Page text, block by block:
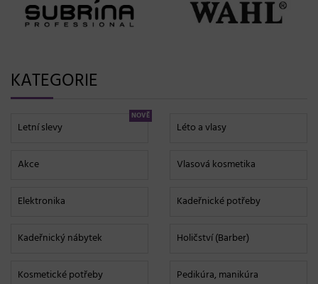
KATEGORIE
Letní slevy
NOVĚ
Léto a vlasy
Akce Vlasová kosmetika
Elektronika Kadeřnické potřeby
Kadeřnický nábytek Holičství (Barber)
Kosmetické potřeby Pedikúra, manikúra